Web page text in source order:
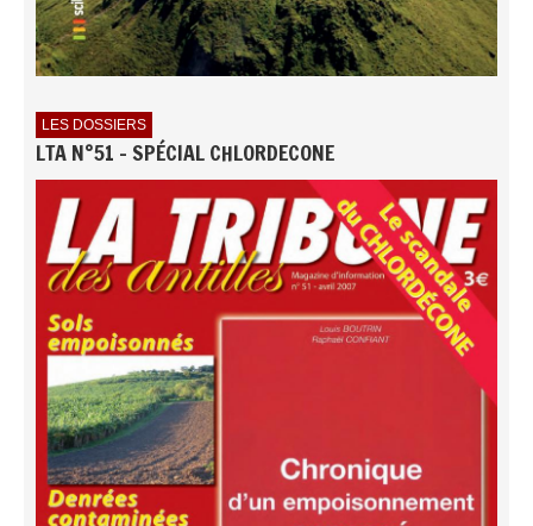
LES DOSSIERS
LTA N°51 - SPÉCIAL CHLORDECONE